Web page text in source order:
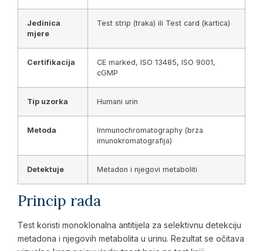
Jedinica
mjere
Test strip (traka) ili Test card (kartica)
Certifikacija
CE marked, ISO 13485, ISO 9001,
cGMP
Tip uzorka Humani urin
Metoda
Immunochromatography (brza
imunokromatografija)
Detektuje Metadon i njegovi metaboliti
Princip rada
Test koristi monoklonalna antitijela za selektivnu detekciju
metadona i njegovih metabolita u urinu. Rezultat se očitava